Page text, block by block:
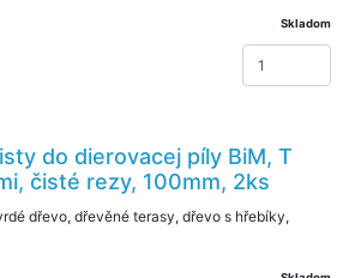
Skladom
do dierovacej píly BiM, T
čisté rezy, 100mm, 2ks
dřevo, dřevěné terasy, dřevo s hřebíky,